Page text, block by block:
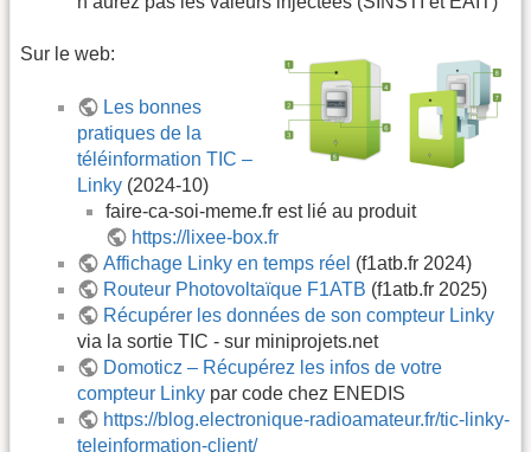
Sur le web:
Les bonnes
pratiques de la
téléinformation TIC –
Linky (2024-10)
faire-ca-soi-meme.fr est lié au produit
https://lixee-box.fr
Affichage Linky en temps réel (f1atb.fr 2024)
Routeur Photovoltaïque F1ATB (f1atb.fr 2025)
Récupérer les données de son compteur Linky
via la sortie TIC - sur miniprojets.net
Domoticz – Récupérez les infos de votre
compteur Linky par code chez ENEDIS
https://blog.electronique-radioamateur.fr/tic-linky-
teleinformation-client/